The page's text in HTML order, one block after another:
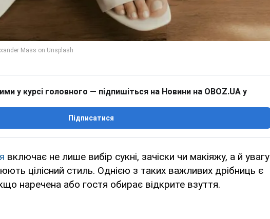
у курсі головного — підпишіться на Новини на OBOZ.UA у
Підписатися
включає не лише вибір сукні, зачіски чи макіяжу, а й увагу
цілісний стиль. Однією з таких важливих дрібниць є
наречена або гостя обирає відкрите взуття.